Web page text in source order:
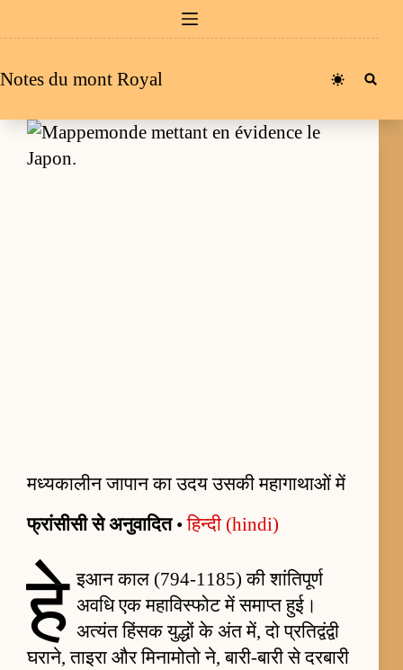
au
Notes du mont Royal
मध्यकालीन जापान का उदय उसकी महागाथाओं में
फ्रांसीसी से अनुवादित•हिन्दी (hindi)
हे इआन काल (794-1185) की शांतिपूर्ण
अवधि एक महाविस्फोट में समाप्त हुई।
अत्यंत हिंसक युद्धों के अंत में, दो प्रतिद्वंद्वी
घराने, ताइरा और मिनामोतो ने, बारी-बारी से दरबारी